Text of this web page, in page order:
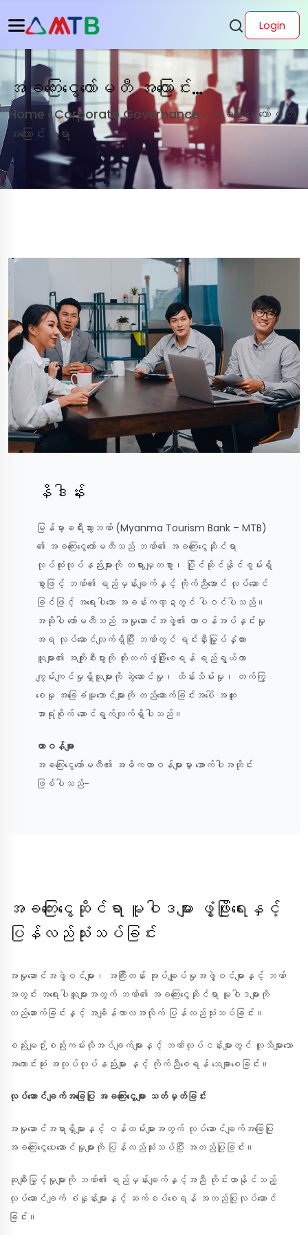
Login
အခကြေးငွေကော်မတီ အကြောင်းအရာ
Home »Corporate Governance » အခကြေးငွေကော်မတီ
အကြောင်းအရာ
နိဒါန်း
မြန်မာ့ခရီးသွားဘဏ် (Myanma Tourism Bank – MTB)
၏ အခကြေးငွေကော်မတီသည် ဘဏ်၏ အခကြေးငွေဆိုင်ရာ
လုပ်ထုံးလုပ်နည်းများကို တရားမျှတစွာ၊ ပြိုင်ဆိုင်နိုင်စွမ်းရှိ
စွာဖြင့် ဘဏ်၏ ရည်မှန်းချက်နှင့် ကိုက်ညီအောင် လုပ်ဆောင်
ခြင်ဖြင့် အရေးပါသော အခန်းကဏ္ဍတွင် ပါဝင်ပါသည်။
အဆိုပါ ကော်မတီသည် အမှုဆောင်အဖွဲ့၏ တာဝန်အပ်နှင်းမှု
အရ လုပ်ဆောင်လျက်ရှိပြီး ဘဏ်တွင် ရင်းနှီးမြှုပ်နှံထား
သူများ၏ အကျိုးစီးပွားကို တိုးတက်ဖွံ့ဖြိုးစေရန် ရည်ရွယ်ကာ
ကျွမ်းကျင်မှုရှိသူများကို ဆွဲဆောင်မှု၊ ထိန်းသိမ်းမှု၊ တက်ကြွ
စေမှု အခြေခံမူဘောင်များကို တည်ဆောက်ခြင်းအပေါ် အထူး
အာရုံစိုက် ဆောင်ရွက်လျက်ရှိပါသည်။
တာဝန်များ
အခကြေးငွေကော်မတီ၏ အဓိကတာဝန်များမှာ အောက်ပါအတိုင်း
ဖြစ်ပါသည်-
အခကြေးငွေဆိုင်ရာ မူဝါဒများ ဖွံ့ဖြိုးရေးနှင့်
ပြန်လည်သုံးသပ်ခြင်း
အမှုဆောင်အဖွဲ့ဝင်များ၊ အကြီးတန်း အုပ်ချုပ်မှုအဖွဲ့ဝင်များနှင့် ဘဏ်
အတွင်း အရေးပါသူများအတွက် ဘဏ်၏ အခကြေးငွေဆိုင်ရာ မူဝါဒများကို
တည်ဆောက်ခြင်းနှင့် အချိန်ကာလအလိုက် ပြန်လည်သုံးသပ်ခြင်း။
စည်းမျဉ်းစည်းကမ်းလိုအပ်ချက်များနှင့် ဘဏ်လုပ်ငန်းများတွင် လူသိများသော
အကောင်းဆုံး အလုပ်လုပ်နည်းများ နှင့် ကိုက်ညီစေရန် သေချာစေခြင်း။
လုပ်ဆောင်ချက်အခြေပြု အခကြေးငွေများ သတ်မှတ်ခြင်း
အမှုဆောင်အရာရှိများနှင့် ဝန်ထမ်းများအတွက် လုပ်ဆောင်ချက်အခြေပြု
အခကြေးငွေပေးဆောင်မှုများကို ပြန်လည်သုံးသပ်ပြီး အတည်ပြုခြင်း။
ဆုချီးမြှင့်မှုများကို ဘဏ်၏ ရည်မှန်းချက်နှင့်အညီ တိုင်းတာနိုင်သည့်
လုပ်ဆောင်ချက် စံနှုန်းများနှင့် ဆက်စပ်စေရန် အတည်ပြုလုပ်ဆောင်
ခြင်း။